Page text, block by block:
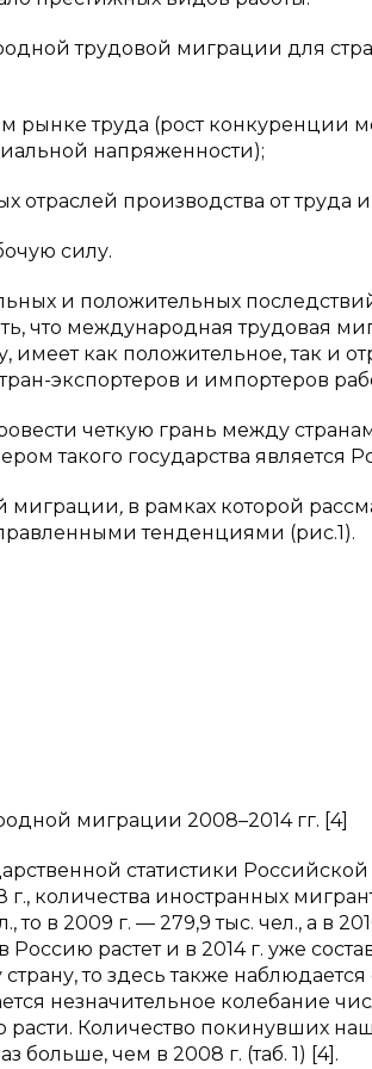
трудовой миграции для
рынке труда (рост конкуренции
напряженности);
отраслей производства от труда
силу.
и положительных
что международная трудовая
имеет как положительное, так и
экспортеров и импортеров
четкую грань между
такого государства является
миграции, в рамках которой
тенденциями (рис.1).
миграции 2008–2014 гг. [4]
статистики
количества иностранных
в 2009 г. — 279,9 тыс. чел., а в
растет и в 2014 г. уже
то здесь также наблюдается
незначительное колебание
расти. Количество покинувших
больше, чем в 2008 г. (таб. 1) [4].